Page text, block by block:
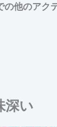
の他のアク
深い